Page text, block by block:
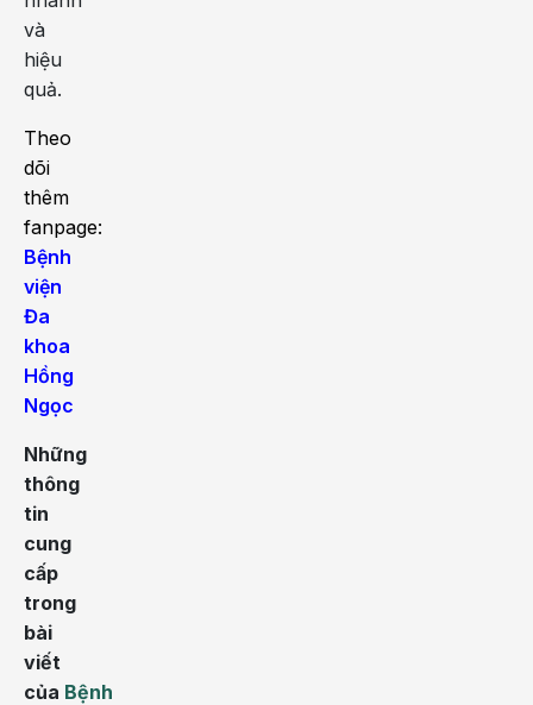
và
hiệu
quả.
Theo
dõi
thêm
fanpage:
Bệnh
viện
Đa
khoa
Hồng
Ngọc
Những
thông
tin
cung
cấp
trong
bài
viết
của Bệnh